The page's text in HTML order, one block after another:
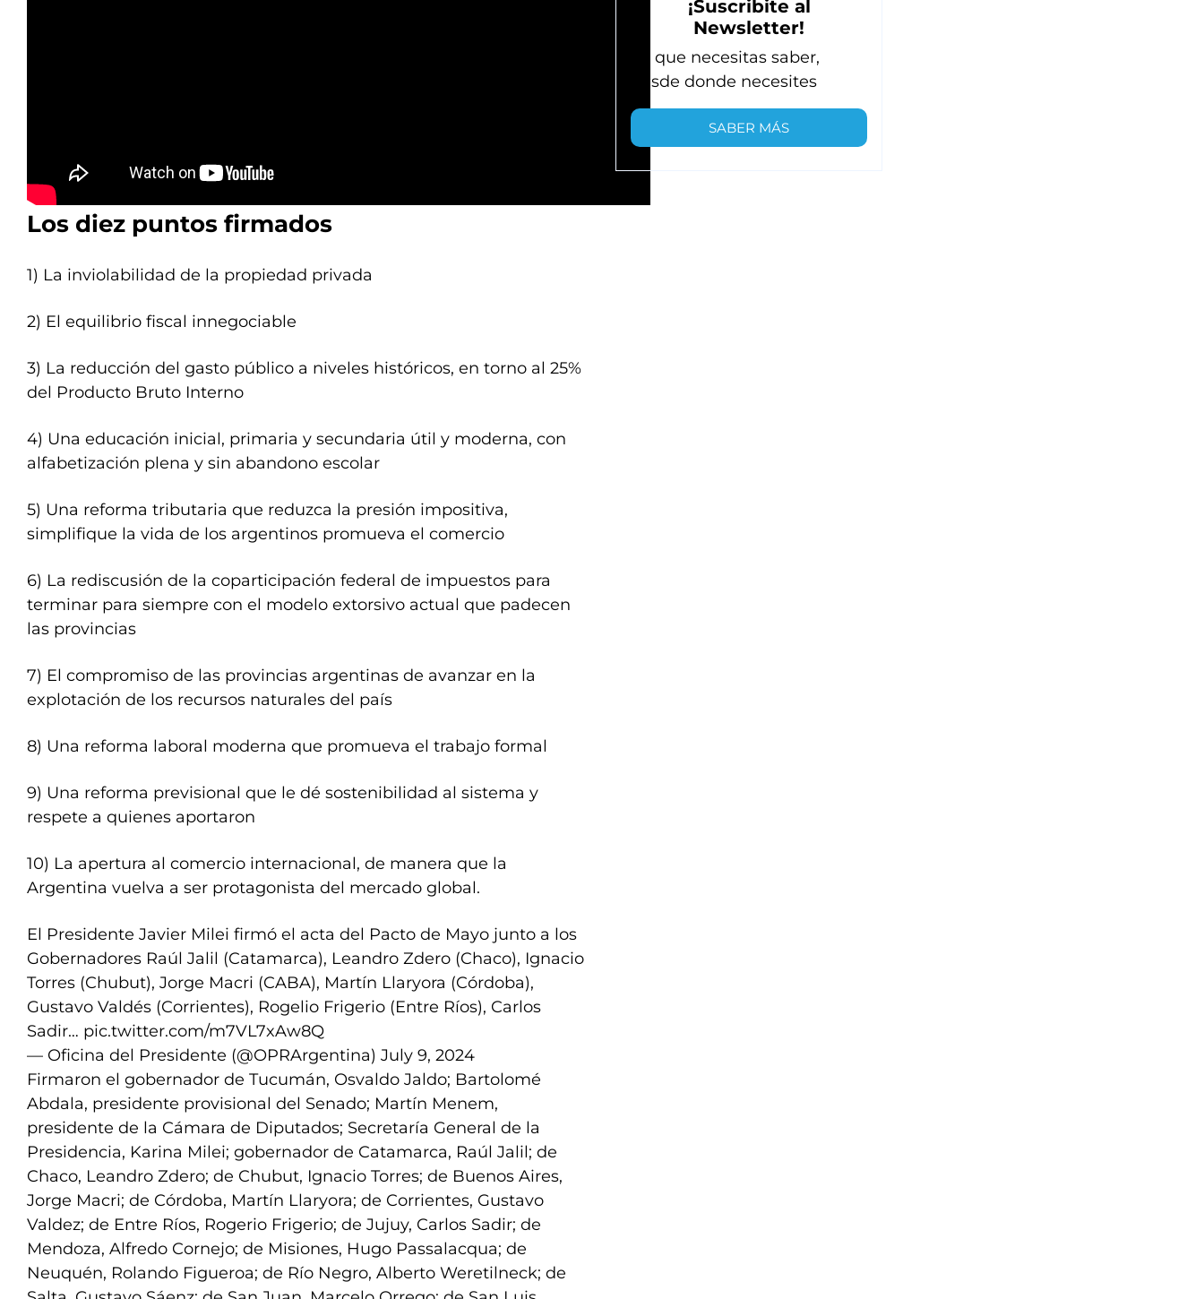
Los diez puntos firmados
1) La inviolabilidad de la propiedad privada
2) El equilibrio fiscal innegociable
3) La reducción del gasto público a niveles históricos, en torno al 25%
del Producto Bruto Interno
4) Una educación inicial, primaria y secundaria útil y moderna, con
alfabetización plena y sin abandono escolar
5) Una reforma tributaria que reduzca la presión impositiva,
simplifique la vida de los argentinos promueva el comercio
6) La rediscusión de la coparticipación federal de impuestos para
terminar para siempre con el modelo extorsivo actual que padecen
las provincias
7) El compromiso de las provincias argentinas de avanzar en la
explotación de los recursos naturales del país
8) Una reforma laboral moderna que promueva el trabajo formal
9) Una reforma previsional que le dé sostenibilidad al sistema y
respete a quienes aportaron
10) La apertura al comercio internacional, de manera que la
Argentina vuelva a ser protagonista del mercado global.
El Presidente Javier Milei firmó el acta del Pacto de Mayo junto a los
Gobernadores Raúl Jalil (Catamarca), Leandro Zdero (Chaco), Ignacio
Torres (Chubut), Jorge Macri (CABA), Martín Llaryora (Córdoba),
Gustavo Valdés (Corrientes), Rogelio Frigerio (Entre Ríos), Carlos
Sadir… pic.twitter.com/m7VL7xAw8Q
— Oficina del Presidente (@OPRArgentina) July 9, 2024
Firmaron el gobernador de Tucumán, Osvaldo Jaldo; Bartolomé
Abdala, presidente provisional del Senado; Martín Menem,
presidente de la Cámara de Diputados; Secretaría General de la
Presidencia, Karina Milei; gobernador de Catamarca, Raúl Jalil; de
Chaco, Leandro Zdero; de Chubut, Ignacio Torres; de Buenos Aires,
Jorge Macri; de Córdoba, Martín Llaryora; de Corrientes, Gustavo
Valdez; de Entre Ríos, Rogerio Frigerio; de Jujuy, Carlos Sadir; de
Mendoza, Alfredo Cornejo; de Misiones, Hugo Passalacqua; de
Neuquén, Rolando Figueroa; de Río Negro, Alberto Weretilneck; de
¡Suscribite al
Newsletter!
Lo que necesitas saber,
desde donde necesites
SABER MÁS